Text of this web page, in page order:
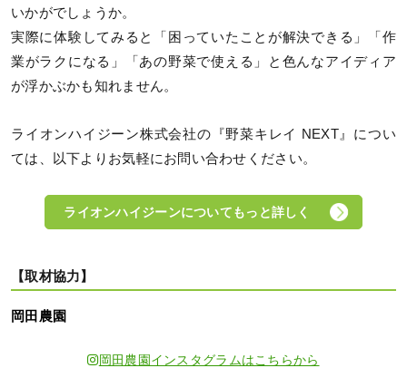
いかがでしょうか。
実際に体験してみると「困っていたことが解決できる」「作
業がラクになる」「あの野菜で使える」と色んなアイディア
が浮かぶかも知れません。
ライオンハイジーン株式会社の『野菜キレイ NEXT』につい
ては、以下よりお気軽にお問い合わせください。
ライオンハイジーンについてもっと詳しく
【取材協力】
岡田農園
岡田農園インスタグラムはこちらから